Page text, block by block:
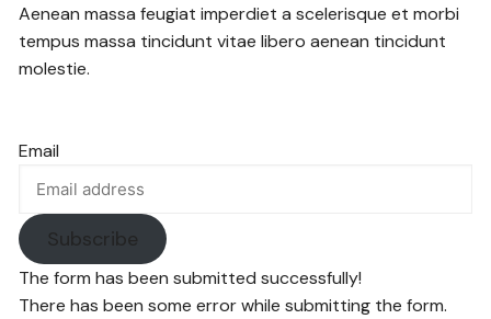
Aenean massa feugiat imperdiet a scelerisque et morbi
tempus massa tincidunt vitae libero aenean tincidunt
molestie.
Email
Subscribe
The form has been submitted successfully!
There has been some error while submitting the form.